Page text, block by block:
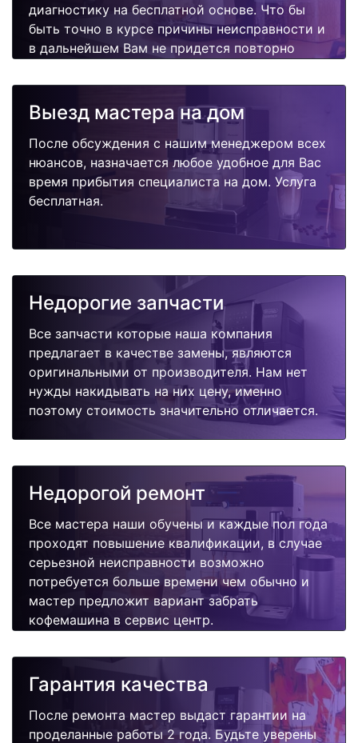
диагностику на бесплатной основе. Что бы
быть точно в курсе причины неисправности и
в дальнейшем Вам не придется повторно
поломок.
Выезд мастера на дом
После обсуждения с нашим менеджером всех
нюансов, назначается любое удобное для Вас
время прибытия специалиста на дом. Услуга
бесплатная.
Недорогие запчасти
Все запчасти которые наша компания
предлагает в качестве замены, являются
оригинальными от производителя. Нам нет
нужды накидывать на них цену, именно
поэтому стоимость значительно отличается.
Недорогой ремонт
Все мастера наши обучены и каждые пол года
проходят повышение квалификации, в случае
серьезной неисправности возможно
потребуется больше времени чем обычно и
мастер предложит вариант забрать
кофемашина в сервис центр.
Гарантия качества
После ремонта мастер выдаст гарантии на
проделанные работы 2 года. Будьте уверены